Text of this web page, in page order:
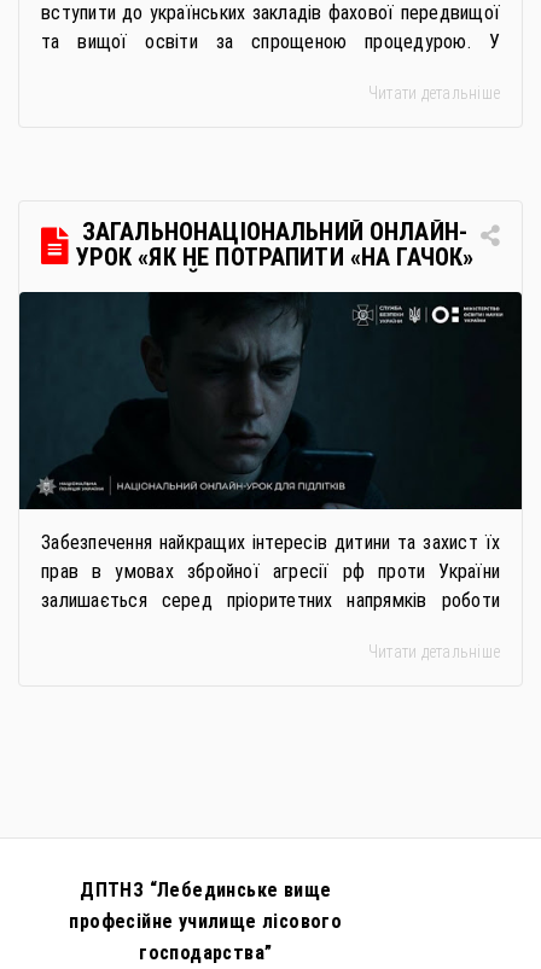
вступити до українських закладів фахової передвищої
та вищої освіти за спрощеною процедурою. У
дистанційне навчання, що дає можливість здобувати
передбачає: Скористатися цією процедурою […]
Читати детальніше
ЗАГАЛЬНОНАЦІОНАЛЬНИЙ ОНЛАЙН-
УРОК «ЯК НЕ ПОТРАПИТИ «НА ГАЧОК»
РОСІЙСЬКИХ СПЕЦСЛУЖБ
Забезпечення найкращих інтересів дитини та захист їх
прав в умовах збройної агресії рф проти України
залишається серед пріоритетних напрямків роботи
застосовується метод використання дітей у
Читати детальніше
ДПТНЗ “Лебединське вище
професійне училище лісового
господарства”